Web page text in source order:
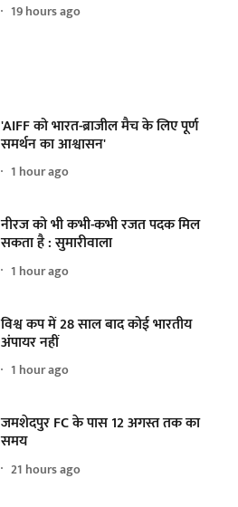
19 hours ago
'AIFF को भारत-ब्राजील मैच के लिए पूर्ण
समर्थन का आश्वासन'
1 hour ago
नीरज को भी कभी-कभी रजत पदक मिल
सकता है : सुमारीवाला
1 hour ago
विश्व कप में 28 साल बाद कोई भारतीय
अंपायर नहीं
1 hour ago
जमशेदपुर FC के पास 12 अगस्त तक का
समय
21 hours ago